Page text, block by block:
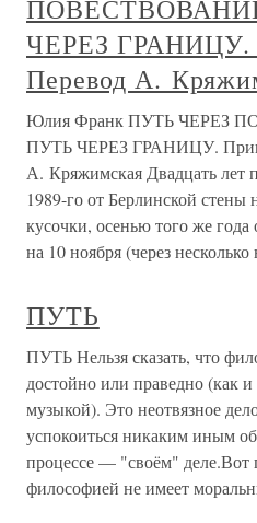
ЧЕРЕЗ ГРАНИЦУ.
Перевод А.
Юлия Франк ПУТЬ ЧЕРЕЗ
ПУТЬ ЧЕРЕЗ ГРАНИЦУ.
А. Кряжимская Двадцать лет
1989-го от Берлинской стены
кусочки, осенью того же года
на 10 ноября (через несколько
ПУТЬ
ПУТЬ Нельзя сказать, что
достойно или праведно (как
музыкой). Это неотвязное
успокоиться никаким иным
процессе — "своём" деле.Вот
философией не имеет